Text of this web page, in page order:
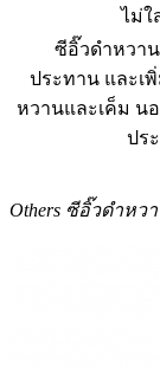
ไม่ใ
ซีอิ๊วดำหวา
ประทานและเพิ่
หวานและเค็ม น
ปร
Others ซีอิ๊วดำหวา